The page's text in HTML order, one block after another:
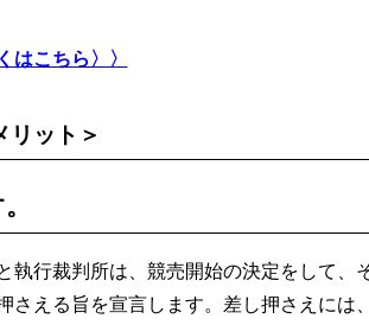
はこちら〉〉
リット＞
執行裁判所は、競売開始の決定をして、
える旨を宣言します。差し押さえには、